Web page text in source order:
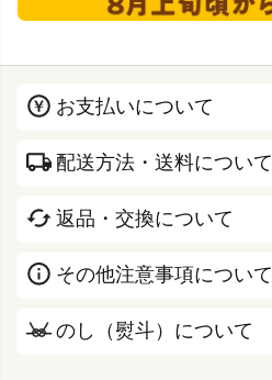
お支払いについて
配送方法・送料について
返品・交換について
その他注意事項について
のし（熨斗）について